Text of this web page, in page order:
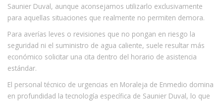
Saunier Duval, aunque aconsejamos utilizarlo exclusivamente
para aquellas situaciones que realmente no permiten demora.
Para averías leves o revisiones que no pongan en riesgo la
seguridad ni el suministro de agua caliente, suele resultar más
económico solicitar una cita dentro del horario de asistencia
estándar.
El personal técnico de urgencias en Moraleja de Enmedio domina
en profundidad la tecnología específica de Saunier Duval, lo que